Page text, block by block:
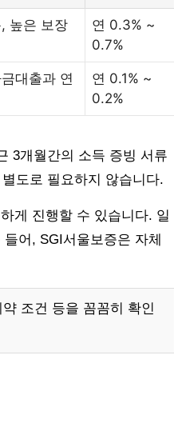
높은 보장
연 0.3% ~
0.7%
대출과 연
연 0.1% ~
0.2%
3개월간의 소득 증빙 서류
도로 필요하지 않습니다.
게 진행할 수 있습니다. 일
어, SGI서울보증은 자체
조건 등을 꼼꼼히 확인